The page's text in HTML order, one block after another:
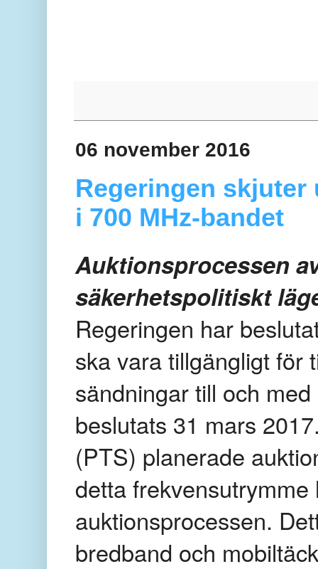
06 november 2016
Regeringen
i 700 MHz-bandet
Auktionsprocessen
säkerhetspolitiskt
Regeringen har
ska vara tillgängligt för
sändningar till och
beslutats 31 mars
(PTS) planerade
detta
auktionsprocessen.
bredband och